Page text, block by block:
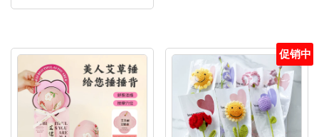
促销中